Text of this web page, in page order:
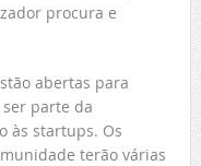
procura e
abertas para
parte da
às startups. Os
terão várias